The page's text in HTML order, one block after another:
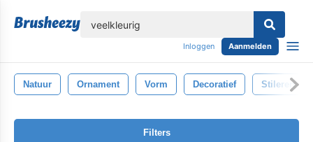
Inloggen Aanmelden
Natuur Ornament Vorm Decoratief Stileren
Filters